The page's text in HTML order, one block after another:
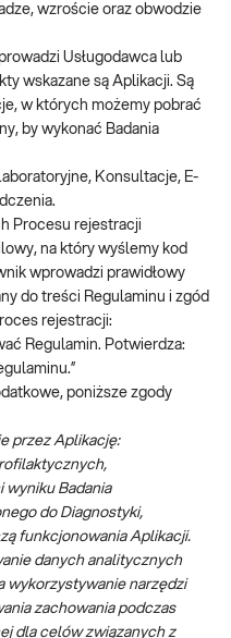
wzroście oraz obwodzie
Usługodawca lub
wskazane są Aplikacji. Są
w których możemy pobrać
by wykonać Badania
Konsultacje, E-
Procesu rejestracji
na który wyślemy kod
wprowadzi prawidłowy
do treści Regulaminu i zgód
rejestracji:
Regulamin. Potwierdza:
poniższe zgody
przez Aplikację:
Badania
do Diagnostyki,
funkcjonowania Aplikacji.
danych analitycznych
wykorzystywanie narzędzi
zachowania podczas
dla celów związanych z